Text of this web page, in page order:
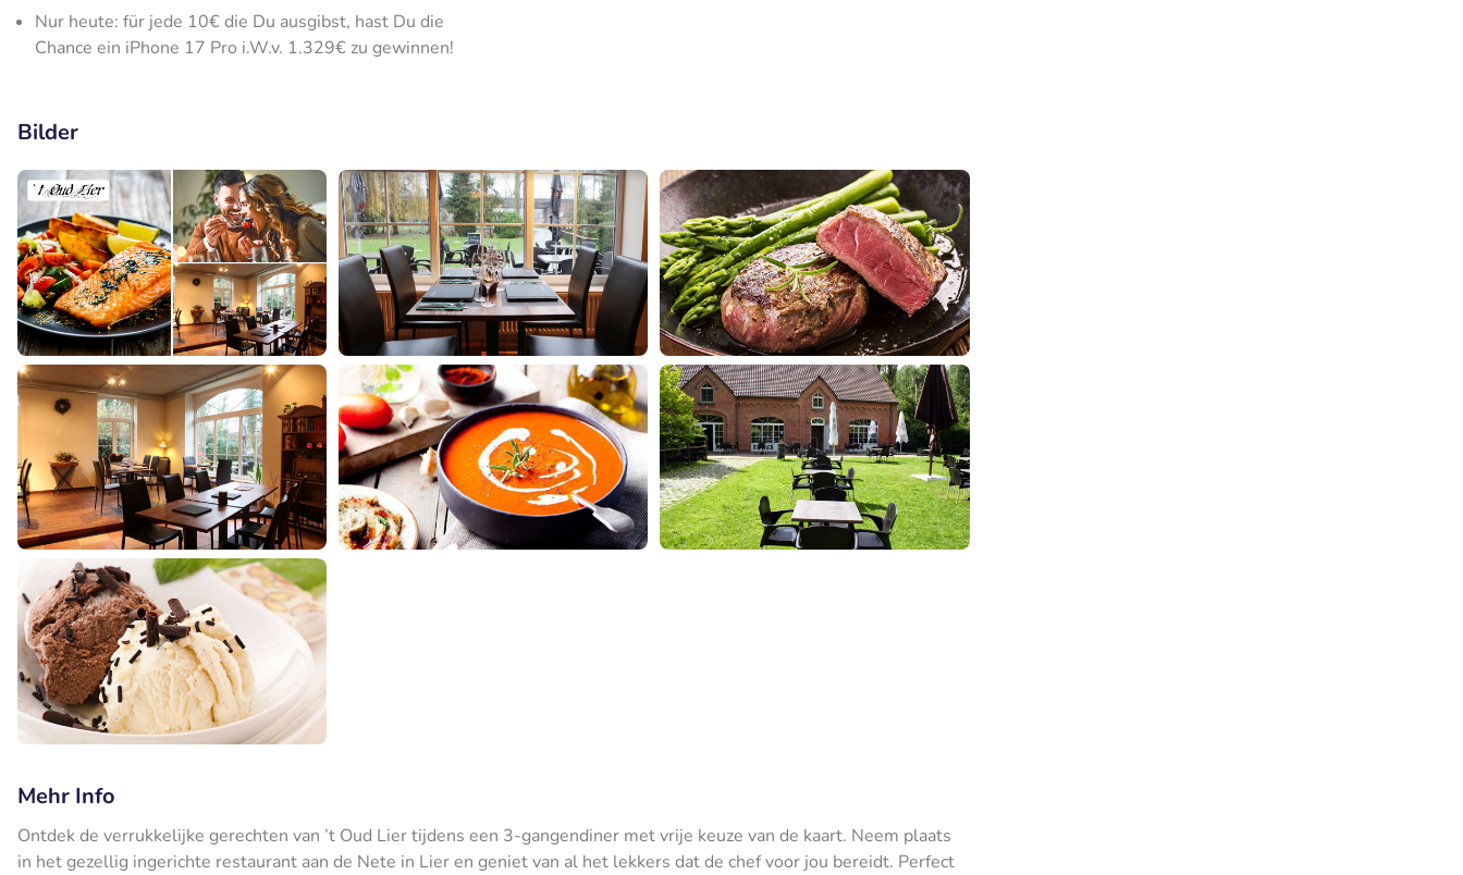
Nur heute: für jede 10€ die Du ausgibst, hast Du die
Chance ein iPhone 17 Pro i.W.v. 1.329€ zu gewinnen!
Bilder
Mehr Info
Ontdek de verrukkelijke gerechten van ’t Oud Lier tijdens een 3-gangendiner met vrije keuze van de kaart. Neem plaats
in het gezellig ingerichte restaurant aan de Nete in Lier en geniet van al het lekkers dat de chef voor jou bereidt. Perfect